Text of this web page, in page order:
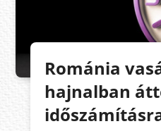
Románia
hajnalban